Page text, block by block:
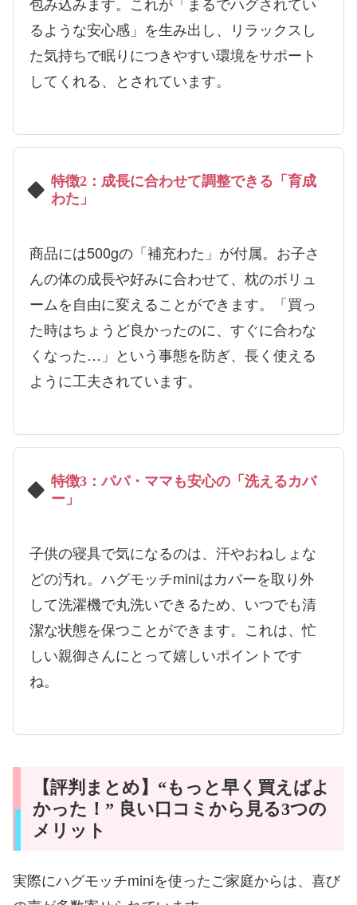
るような安心感」を生み出し、リラックスし
た気持ちで眠りにつきやすい環境をサポート
してくれる、とされています。
特徴2：成長に合わせて調整できる「育成
わた」
商品には500gの「補充わた」が付属。お子さ
んの体の成長や好みに合わせて、枕のボリュ
ームを自由に変えることができます。「買っ
た時はちょうど良かったのに、すぐに合わな
くなった…」という事態を防ぎ、長く使える
ように工夫されています。
特徴3：パパ・ママも安心の「洗えるカバ
ー」
子供の寝具で気になるのは、汗やおねしょな
どの汚れ。ハグモッチminiはカバーを取り外
して洗濯機で丸洗いできるため、いつでも清
潔な状態を保つことができます。これは、忙
しい親御さんにとって嬉しいポイントです
ね。
【評判まとめ】“もっと早く買えばよ
かった！” 良い口コミから見る3つの
メリット
実際にハグモッチminiを使ったご家庭からは、喜び